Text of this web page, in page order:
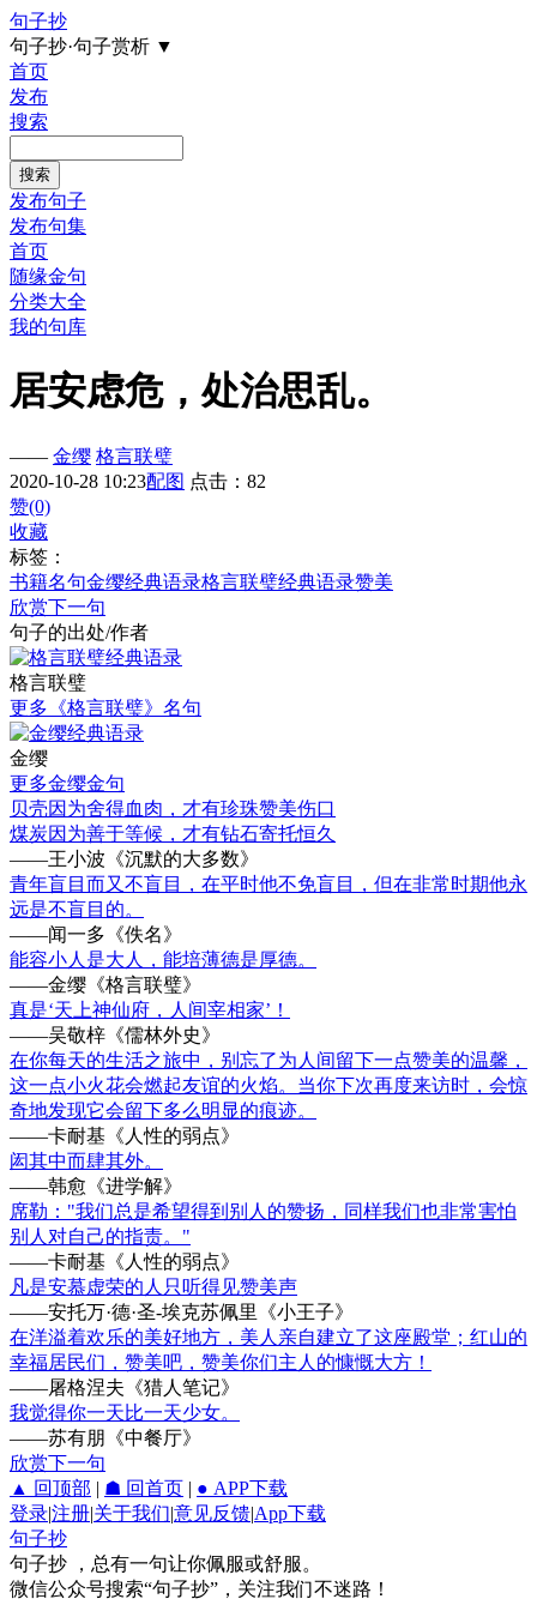
句子抄
句子抄·句子赏析 ▼
首页
发布
搜索
发布句子
发布句集
首页
随缘金句
分类大全
我的句库
居安虑危，处治思乱。
—— 金缨 格言联璧
2020-10-28 10:23配图 点击：82
赞(0)
收藏
标签：
书籍名句金缨经典语录格言联璧经典语录赞美
欣赏下一句
句子的出处/作者
格言联璧
更多《格言联璧》名句
金缨
更多金缨金句
贝壳因为舍得血肉，才有珍珠赞美伤口
煤炭因为善于等候，才有钻石寄托恒久
——王小波《沉默的大多数》
青年盲目而又不盲目，在平时他不免盲目，但在非常时期他永
远是不盲目的。
——闻一多《佚名》
能容小人是大人，能培薄德是厚德。
——金缨《格言联璧》
真是‘天上神仙府，人间宰相家’！
——吴敬梓《儒林外史》
在你每天的生活之旅中，别忘了为人间留下一点赞美的温馨，
这一点小火花会燃起友谊的火焰。当你下次再度来访时，会惊
奇地发现它会留下多么明显的痕迹。
——卡耐基《人性的弱点》
闳其中而肆其外。
——韩愈《进学解》
席勒："我们总是希望得到别人的赞扬，同样我们也非常害怕
别人对自己的指责。"
——卡耐基《人性的弱点》
凡是安慕虚荣的人只听得见赞美声
——安托万·德·圣-埃克苏佩里《小王子》
在洋溢着欢乐的美好地方，美人亲自建立了这座殿堂；红山的
幸福居民们，赞美吧，赞美你们主人的慷慨大方！
——屠格涅夫《猎人笔记》
我觉得你一天比一天少女。
——苏有朋《中餐厅》
欣赏下一句
▲ 回顶部 | ☗ 回首页 | ● APP下载
登录|注册|关于我们|意见反馈|App下载
句子抄
句子抄 ，总有一句让你佩服或舒服。
微信公众号搜索“句子抄”，关注我们不迷路！